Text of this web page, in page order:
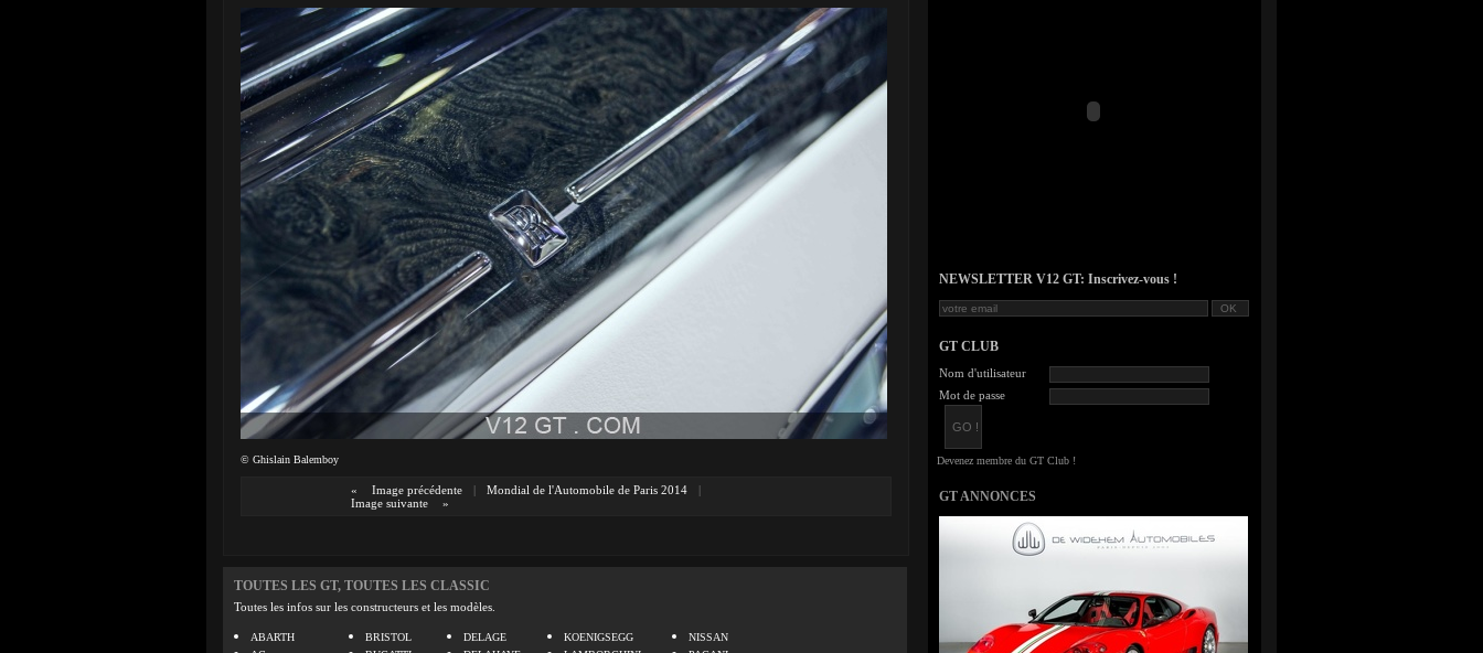
© Ghislain Balemboy
« Image précédente | Mondial de l'Automobile de Paris 2014
|
Image suivante
»
TOUTES LES GT, TOUTES LES CLASSIC
Toutes les infos sur les constructeurs et les modèles.
ABARTH
BRISTOL
DELAGE
KOENIGSEGG
NISSAN
NEWSLETTER V12 GT: Inscrivez-vous !
GT CLUB
Nom d'utilisateur
Mot de passe
GT ANNONCES